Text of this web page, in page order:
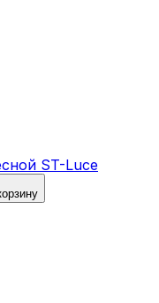
ST-Luce